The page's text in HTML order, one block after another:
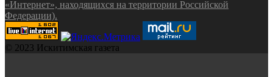
«Интернет», находящихся на территории Российской
Федерации).
© 2023 Искитимская газета